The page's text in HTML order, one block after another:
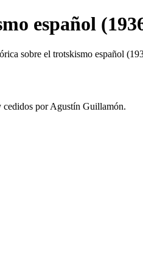
español
sobre el trotskismo español
cedidos por Agustín Guillamón.